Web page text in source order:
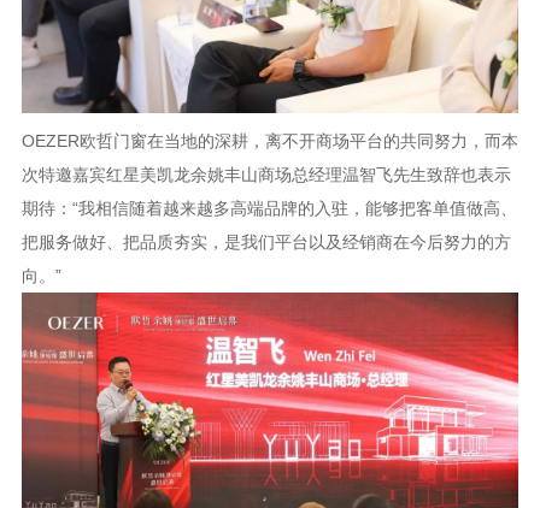
OEZER欧哲门窗在当地的深耕，离不开商场平台的共同努力，而本
次特邀嘉宾红星美凯龙余姚丰山商场总经理温智飞先生致辞也表示
期待：“我相信随着越来越多高端品牌的入驻，能够把客单值做高、
把服务做好、把品质夯实，是我们平台以及经销商在今后努力的方
向。”